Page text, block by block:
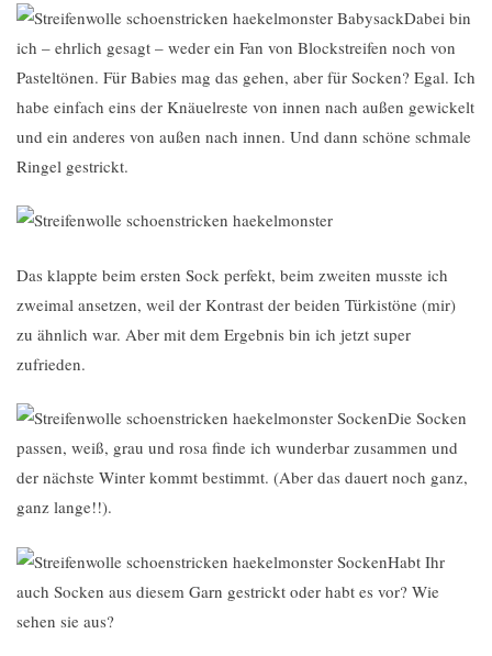
Dabei bin
ich – ehrlich gesagt – weder ein Fan von Blockstreifen noch von
Pasteltönen. Für Babies mag das gehen, aber für Socken? Egal. Ich
habe einfach eins der Knäuelreste von innen nach außen gewickelt
und ein anderes von außen nach innen. Und dann schöne schmale
Ringel gestrickt.
Das klappte beim ersten Sock perfekt, beim zweiten musste ich
zweimal ansetzen, weil der Kontrast der beiden Türkistöne (mir)
zu ähnlich war. Aber mit dem Ergebnis bin ich jetzt super
zufrieden.
Die Socken
passen, weiß, grau und rosa finde ich wunderbar zusammen und
der nächste Winter kommt bestimmt. (Aber das dauert noch ganz,
ganz lange!!).
Habt Ihr
auch Socken aus diesem Garn gestrickt oder habt es vor? Wie
sehen sie aus?